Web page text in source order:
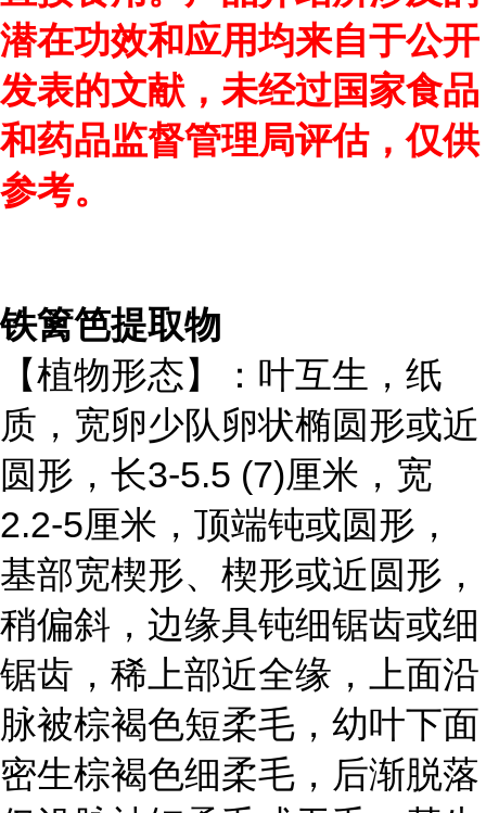
潜在功效和应用均来自于公开
发表的文献，未经过国家食品
和药品监督管理局评估，仅供
参考。
铁篱笆提取物
【植物形态】：叶互生，纸
质，宽卵少队卵状椭圆形或近
圆形，长3-5.5 (7)厘米，宽
2.2-5厘米，顶端钝或圆形，
基部宽楔形、楔形或近圆形，
稍偏斜，边缘具钝细锯齿或细
锯齿，稀上部近全缘，上面沿
脉被棕褐色短柔毛，幼叶下面
密生棕褐色细柔毛，后渐脱落